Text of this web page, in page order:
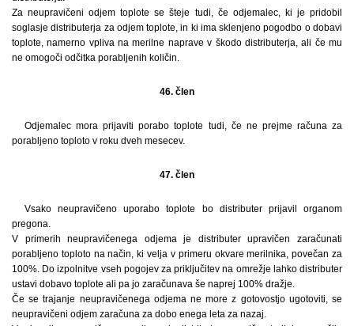
Za neupravičeni odjem toplote se šteje tudi, če odjemalec, ki je pridobil
soglasje distributerja za odjem toplote, in ki ima sklenjeno pogodbo o dobavi
toplote, namerno vpliva na merilne naprave v škodo distributerja, ali če mu
ne omogoči odčitka porabljenih količin.
46. člen
Odjemalec mora prijaviti porabo toplote tudi, če ne prejme računa za
porabljeno toploto v roku dveh mesecev.
47. člen
Vsako neupravičeno uporabo toplote bo distributer prijavil organom
pregona.
V primerih neupravičenega odjema je distributer upravičen zaračunati
porabljeno toploto na način, ki velja v primeru okvare merilnika, povečan za
100%. Do izpolnitve vseh pogojev za priključitev na omrežje lahko distributer
ustavi dobavo toplote ali pa jo zaračunava še naprej 100% dražje.
Če se trajanje neupravičenega odjema ne more z gotovostjo ugotoviti, se
neupravičeni odjem zaračuna za dobo enega leta za nazaj.